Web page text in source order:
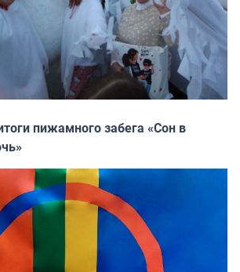
пижамного забега «Сон в